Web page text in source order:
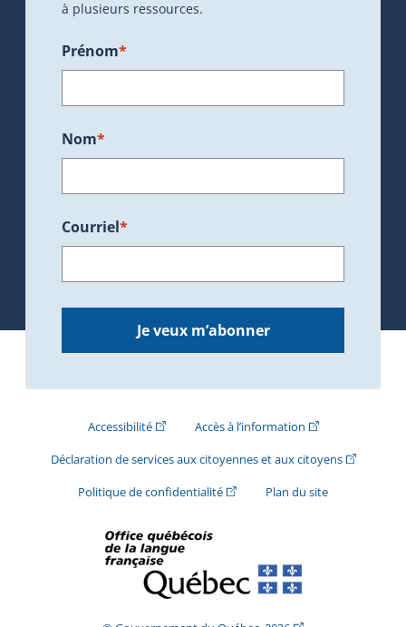
à plusieurs ressources.
Prénom*
Nom*
Courriel*
Je veux m’abonner
Accessibilité(Cet hyperlien externe s'ouvrira dans une
Accès à l’information(Cet hyperlien
Déclaration de services aux citoyennes et aux citoyens(Cet
Politique de confidentialité(Cet hyperlien externe s'ouvrira
Plan du site